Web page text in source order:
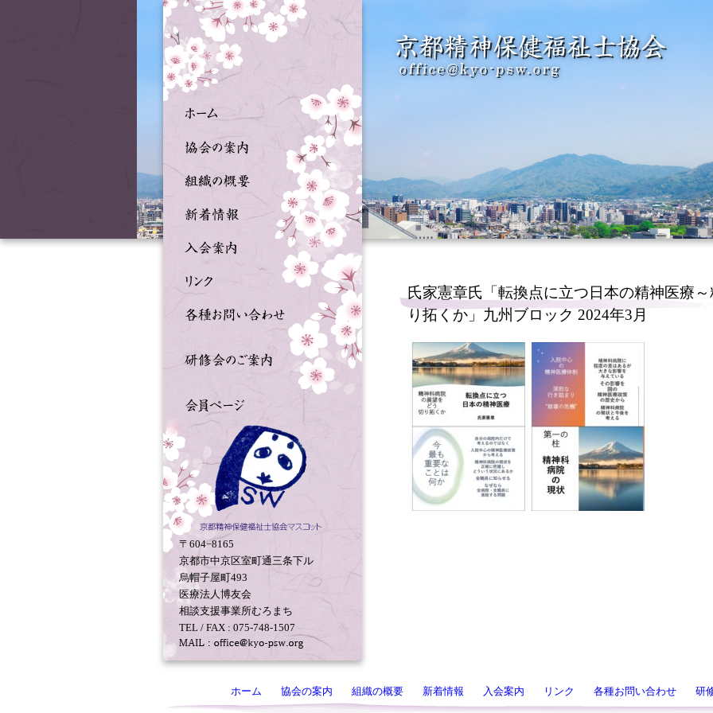
〒604−8165
京都市中京区室町通三条下ル
烏帽子屋町493
医療法人博友会
相談支援事業所むろまち
TEL / FAX : 075-748-1507
氏家憲章氏「転換点に立つ日本の精神医療
り拓くか」九州ブロック 2024年3月
ホーム 協会の案内 組織の概要 新着情報 入会案内 リンク 各種お問い合わせ 研